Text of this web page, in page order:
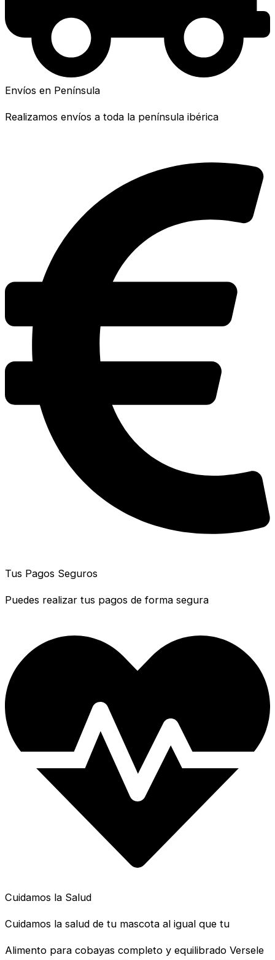
Envíos en Península
Realizamos envíos a toda la península ibérica
Tus Pagos Seguros
Puedes realizar tus pagos de forma segura
Cuidamos la Salud
Cuidamos la salud de tu mascota al igual que tu
Alimento para cobayas completo y equilibrado Versele